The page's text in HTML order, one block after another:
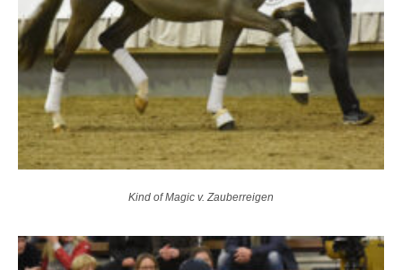
Kind of Magic v. Zauberreigen